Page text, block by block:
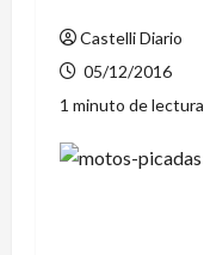
Castelli Diario
05/12/2016
1 minuto de lectura